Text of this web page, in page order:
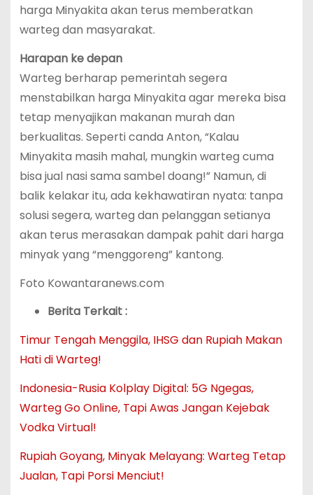
harga Minyakita akan terus memberatkan
warteg dan masyarakat.
Harapan ke depan
Warteg berharap pemerintah segera
menstabilkan harga Minyakita agar mereka bisa
tetap menyajikan makanan murah dan
berkualitas. Seperti canda Anton, “Kalau
Minyakita masih mahal, mungkin warteg cuma
bisa jual nasi sama sambel doang!” Namun, di
balik kelakar itu, ada kekhawatiran nyata: tanpa
solusi segera, warteg dan pelanggan setianya
akan terus merasakan dampak pahit dari harga
minyak yang “menggoreng” kantong.
Foto Kowantaranews.com
Berita Terkait :
Timur Tengah Menggila, IHSG dan Rupiah Makan
Hati di Warteg!
Indonesia-Rusia Kolplay Digital: 5G Ngegas,
Warteg Go Online, Tapi Awas Jangan Kejebak
Vodka Virtual!
Rupiah Goyang, Minyak Melayang: Warteg Tetap
Jualan, Tapi Porsi Menciut!